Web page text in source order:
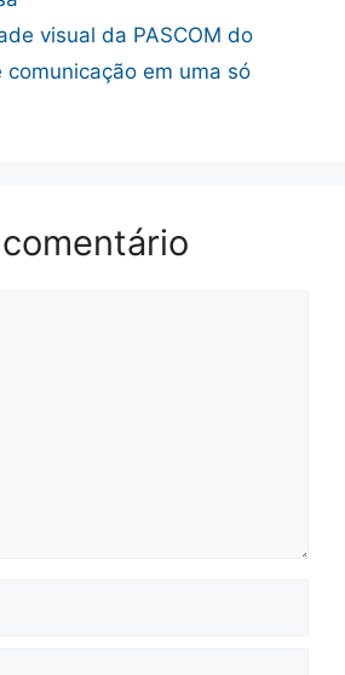
visual da PASCOM do
comunicação em uma só